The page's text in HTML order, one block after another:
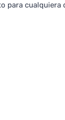
para